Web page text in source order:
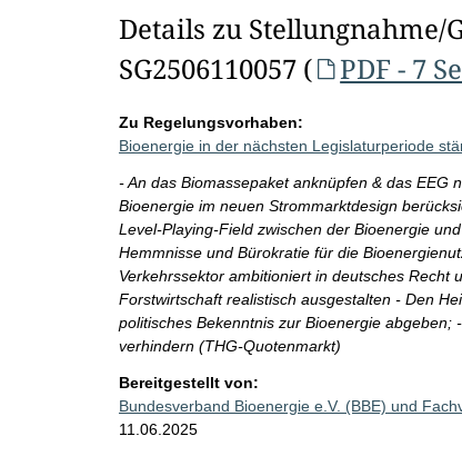
Details zu Stellungnahme/
SG2506110057 (
PDF - 7
Zu Regelungsvorhaben:
Bioenergie in der nächsten Legislaturperiode
- An das Biomassepaket anknüpfen & das EEG
Bioenergie im neuen Strommarktdesign
Level-Playing-Field zwischen der Bioenergie
Hemmnisse und Bürokratie für die
Verkehrssektor ambitioniert in deutsches Recht
Forstwirtschaft realistisch ausgestalten - Den
politisches Bekenntnis zur Bioenergie
verhindern (THG-Quotenmarkt)
Bereitgestellt von:
Bundesverband Bioenergie e.V. (BBE) und
11.06.2025